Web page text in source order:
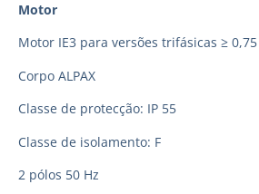
Motor
Motor IE3 para versões trifásicas ≥
Corpo ALPAX
Classe de protecção: IP 55
Classe de isolamento: F
2 pólos 50 Hz